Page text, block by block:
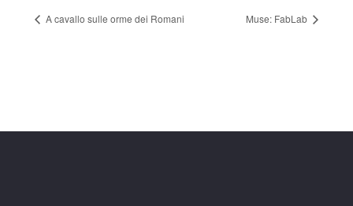
A cavallo sulle orme dei Romani Muse: FabLab